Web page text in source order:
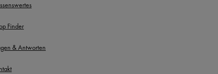
Finder
& Antworten